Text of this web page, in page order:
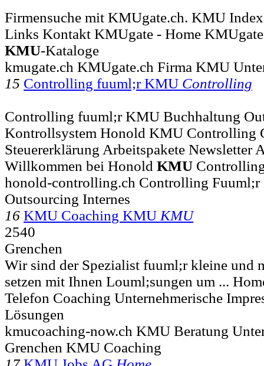
Firmensuche mit KMUgate.ch. KMU
Links Kontakt KMUgate - Home KMUgate
KMU-Kataloge
kmugate.ch KMUgate.ch Firma KMU
15 Controlling fuuml;r KMU Controlling
Controlling fuuml;r KMU Buchhaltung
Kontrollsystem Honold KMU Controlling
Steuererklärung Arbeitspakete Newsletter
Willkommen bei Honold KMU
honold-controlling.ch Controlling
Outsourcing Internes
16 KMU Coaching KMU KMU
2540
Grenchen
Wir sind der Spezialist fuuml;r kleine und
setzen mit Ihnen Louml;sungen um ...
Telefon Coaching Unternehmerische
Lösungen
kmucoaching-now.ch KMU Beratung
Grenchen KMU Coaching